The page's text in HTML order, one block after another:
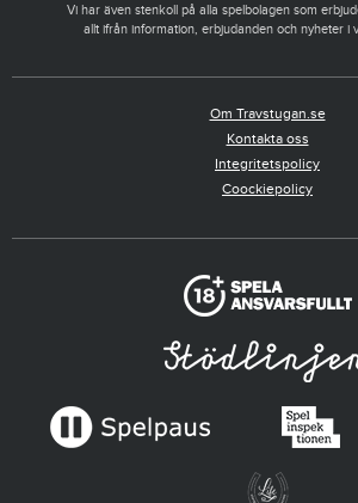
Vi har även stenkoll på alla spelbolagen som
allt ifrån information, erbjudanden och nyheter i
Om Travstugan.se
Kontakta oss
Integritetspolicy
Coockiepolicy